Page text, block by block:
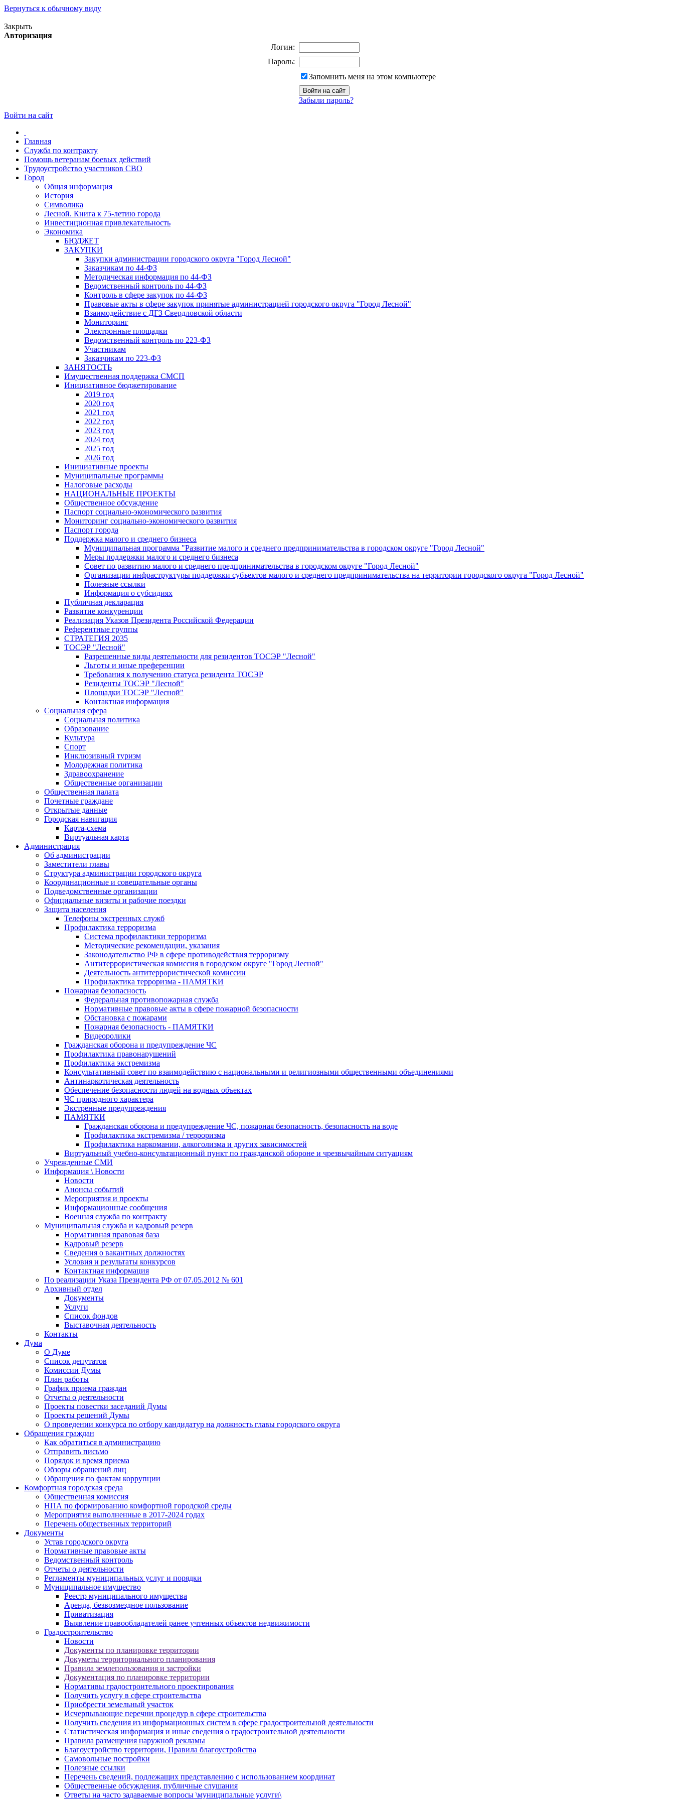
Вернуться к обычному виду
Закрыть
Авторизация
Логин:
Пароль:
Запомнить меня на этом компьютере
Забыли пароль?
Войти на сайт
Главная
Служба по контракту
Помощь ветеранам боевых действий
Трудоустройство участников СВО
Город
Общая информация
История
Символика
Лесной. Книга к 75-летию города
Инвестиционная привлекательность
Экономика
БЮДЖЕТ
ЗАКУПКИ
Закупки администрации городского округа "Город Лесной"
Заказчикам по 44-ФЗ
Методическая информация по 44-ФЗ
Ведомственный контроль по 44-ФЗ
Контроль в сфере закупок по 44-ФЗ
Правовые акты в сфере закупок принятые администрацией городского округа "Город Лесной"
Взаимодействие с ДГЗ Свердловской области
Мониторинг
Электронные площадки
Ведомственный контроль по 223-ФЗ
Участникам
Заказчикам по 223-ФЗ
ЗАНЯТОСТЬ
Имущественная поддержка СМСП
Инициативное бюджетирование
2019 год
2020 год
2021 год
2022 год
2023 год
2024 год
2025 год
2026 год
Инициативные проекты
Муниципальные программы
Налоговые расходы
НАЦИОНАЛЬНЫЕ ПРОЕКТЫ
Общественное обсуждение
Паспорт социально-экономического развития
Мониторинг социально-экономического развития
Паспорт города
Поддержка малого и среднего бизнеса
Муниципальная программа "Развитие малого и среднего предпринимательства в городском округе "Город Лесной"
Меры поддержки малого и среднего бизнеса
Совет по развитию малого и среднего предпринимательства в городском округе "Город Лесной"
Организации инфраструктуры поддержки субъектов малого и среднего предпринимательства на территории городского округа "Город Лесной"
Полезные ссылки
Информация о субсидиях
Публичная декларация
Развитие конкуренции
Реализация Указов Президента Российской Федерации
Референтные группы
СТРАТЕГИЯ 2035
ТОСЭР "Лесной"
Разрешенные виды деятельности для резидентов ТОСЭР "Лесной"
Льготы и иные преференции
Требования к получению статуса резидента ТОСЭР
Резиденты ТОСЭР "Лесной"
Площадки ТОСЭР "Лесной"
Контактная информация
Социальная сфера
Социальная политика
Образование
Культура
Спорт
Инклюзивный туризм
Молодежная политика
Здравоохранение
Общественные организации
Общественная палата
Почетные граждане
Открытые данные
Городская навигация
Карта-схема
Виртуальная карта
Администрация
Об администрации
Заместители главы
Структура администрации городского округа
Координационные и совещательные органы
Подведомственные организации
Официальные визиты и рабочие поездки
Защита населения
Телефоны экстренных служб
Профилактика терроризма
Система профилактики терроризма
Методические рекомендации, указания
Законодательство РФ в сфере противодействия терроризму
Антитеррористическая комиссия в городском округе "Город Лесной"
Деятельность антитеррористической комиссии
Профилактика терроризма - ПАМЯТКИ
Пожарная безопасность
Федеральная противопожарная служба
Нормативные правовые акты в сфере пожарной безопасности
Обстановка с пожарами
Пожарная безопасность - ПАМЯТКИ
Видеоролики
Гражданская оборона и предупреждение ЧС
Профилактика правонарушений
Профилактика экстремизма
Консультативный совет по взаимодействию с национальными и религиозными общественными объединениями
Антинаркотическая деятельность
Обеспечение безопасности людей на водных объектах
ЧС природного характера
Экстренные предупреждения
ПАМЯТКИ
Гражданская оборона и предупреждение ЧС, пожарная безопасность, безопасность на воде
Профилактика экстремизма / терроризма
Профилактика наркомании, алкоголизма и других зависимостей
Виртуальный учебно-консультационный пункт по гражданской обороне и чрезвычайным ситуациям
Учрежденные СМИ
Информация \ Новости
Новости
Анонсы событий
Мероприятия и проекты
Информационные сообщения
Военная служба по контракту
Муниципальная служба и кадровый резерв
Нормативная правовая база
Кадровый резерв
Сведения о вакантных должностях
Условия и результаты конкурсов
Контактная информация
По реализации Указа Президента РФ от 07.05.2012 № 601
Архивный отдел
Документы
Услуги
Список фондов
Выставочная деятельность
Контакты
Дума
О Думе
Список депутатов
Комиссии Думы
План работы
График приема граждан
Отчеты о деятельности
Проекты повестки заседаний Думы
Проекты решений Думы
О проведении конкурса по отбору кандидатур на должность главы городского округа
Обращения граждан
Как обратиться в администрацию
Отправить письмо
Порядок и время приема
Обзоры обращений лиц
Обращения по фактам коррупции
Комфортная городская среда
Общественная комиссия
НПА по формированию комфортной городской среды
Мероприятия выполненные в 2017-2024 годах
Перечень общественных территорий
Документы
Устав городского округа
Нормативные правовые акты
Ведомственный контроль
Отчеты о деятельности
Регламенты муниципальных услуг и порядки
Муниципальное имущество
Реестр муниципального имущества
Аренда, безвозмездное пользование
Приватизация
Выявление правообладателей ранее учтенных объектов недвижимости
Градостроительство
Новости
Документы по планировке территории
Докуметы территориального планирования
Правила землепользования и застройки
Документация по планировке территории
Нормативы градостроительного проектирования
Получить услугу в сфере строительства
Приобрести земельный участок
Исчерпывающие перечни процедур в сфере строительства
Получить сведения из информационных систем в сфере градостроительной деятельности
Статистическая информация и иные сведения о градостроительной деятельности
Правила размещения наружной рекламы
Благоустройство территории, Правила благоустройства
Самовольные постройки
Полезные ссылки
Перечень сведений, подлежащих представлению с использованием координат
Общественные обсуждения, публичные слушания
Ответы на часто задаваемые вопросы \муниципальные услуги\